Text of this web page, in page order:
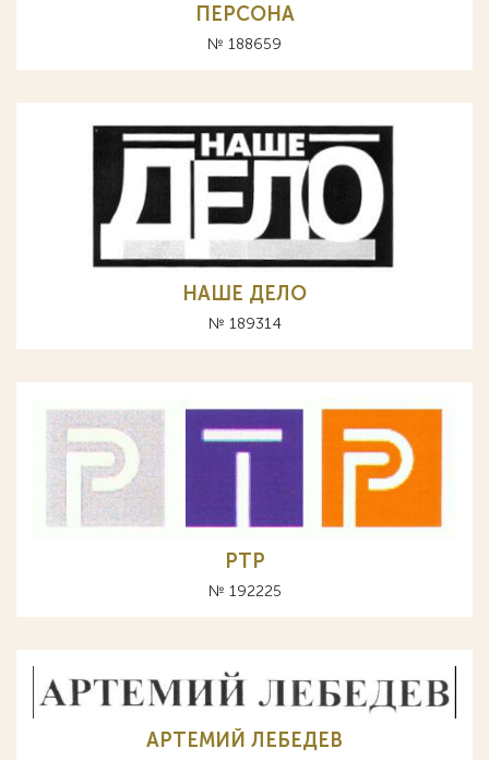
ПЕРСОНА
№ 188659
НАШЕ ДЕЛО
№ 189314
РТР
№ 192225
АРТЕМИЙ ЛЕБЕДЕВ